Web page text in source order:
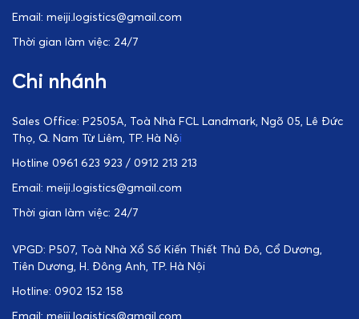
Email: meiji.logistics@gmail.com
Thời gian làm việc: 24/7
Chi nhánh
Sales Office: P2505A, Toà Nhà FCL Landmark, Ngõ 05, Lê Đức
Thọ, Q. Nam Từ Liêm, TP. Hà Nội
Hotline 0961 623 923 / 0912 213 213
Email: meiji.logistics@gmail.com
Thời gian làm việc: 24/7
VPGD: P507, Toà Nhà Xổ Số Kiến Thiết Thủ Đô, Cổ Dương,
Tiên Dương, H. Đông Anh, TP. Hà Nội
Hotline: 0902 152 158
Email: meiji.logistics@gmail.com